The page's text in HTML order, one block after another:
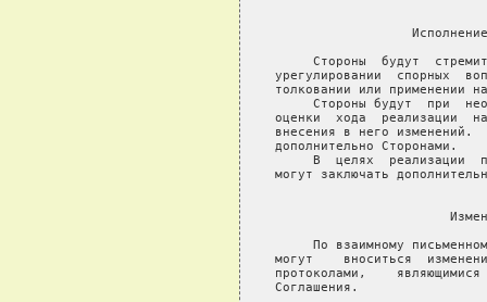
Стороны  будут
урегулировании  спорных
толковании или применении
Стороны будут  при
оценки  хода  реализации
внесения в него изменений.
дополнительно Сторонами.
В  целях  реализации
могут заключать
По взаимному
могут    вноситься
протоколами,
Соглашения.